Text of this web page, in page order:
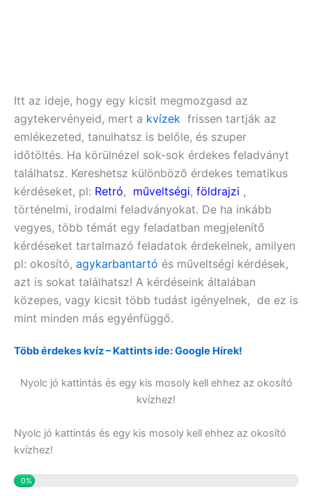
Itt az ideje, hogy egy kicsit megmozgasd az
agytekervényeid, mert a kvízek frissen tartják az
emlékezeted, tanulhatsz is belőle, és szuper
időtöltés. Ha körülnézel sok-sok érdekes feladványt
találhatsz. Kereshetsz különböző érdekes tematikus
kérdéseket, pl: Retró, műveltségi, földrajzi ,
történelmi, irodalmi feladványokat. De ha inkább
vegyes, több témát egy feladatban megjelenítő
kérdéseket tartalmazó feladatok érdekelnek, amilyen
pl: okosító, agykarbantartó és műveltségi kérdések,
azt is sokat találhatsz! A kérdéseink általában
közepes, vagy kicsit több tudást igényelnek, de ez is
mint minden más egyénfüggő.
Több érdekes kvíz – Kattints ide: Google Hírek!
Nyolc jó kattintás és egy kis mosoly kell ehhez az okosító
kvízhez!
Nyolc jó kattintás és egy kis mosoly kell ehhez az okosító
kvízhez!
0%